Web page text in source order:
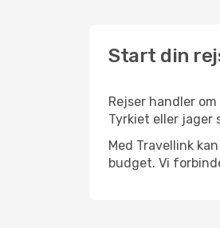
Start din
Rejser handler
Tyrkiet eller jager
Med Travellink
budget. Vi